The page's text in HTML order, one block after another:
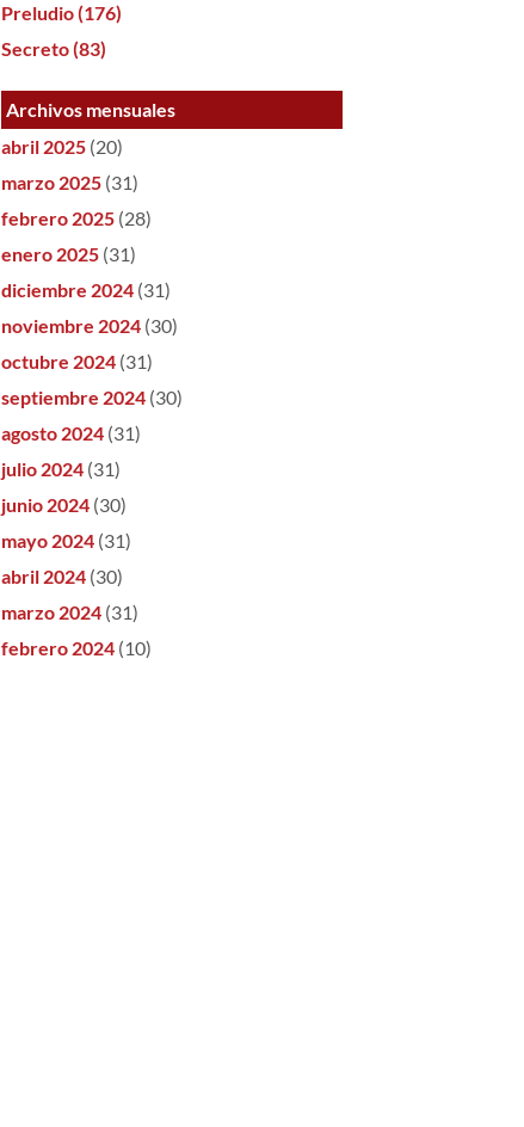
Preludio(176)
Secreto(83)
Archivos mensuales
abril 2025 (20)
marzo 2025 (31)
febrero 2025 (28)
enero 2025 (31)
diciembre 2024 (31)
noviembre 2024 (30)
octubre 2024 (31)
septiembre 2024 (30)
agosto 2024 (31)
julio 2024 (31)
junio 2024 (30)
mayo 2024 (31)
abril 2024 (30)
marzo 2024 (31)
febrero 2024 (10)